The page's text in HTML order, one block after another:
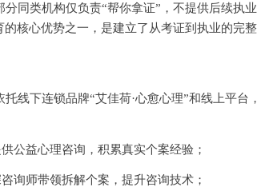
分同类机构仅负责“帮你拿证”，不提供后续执
核心优势之一，是建立了从考证到执业的完
托线下连锁品牌“艾佳荷·心愈心理”和线上平台
公益心理咨询，积累真实个案经验；
询师带领拆解个案，提升咨询技术；